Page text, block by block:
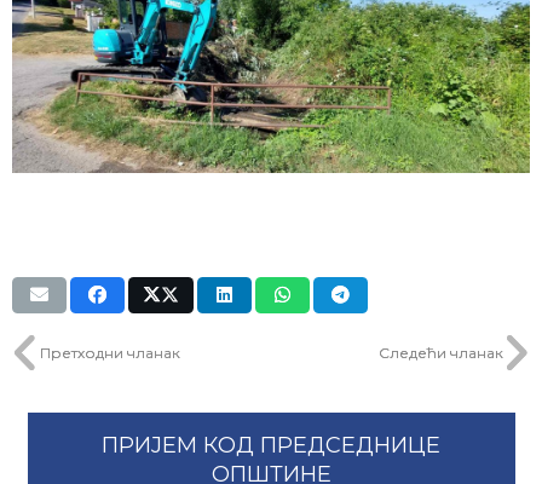
Претходни чланак Следећи чланак
ПРИЈЕМ КОД ПРЕДСЕДНИЦЕ
ОПШТИНЕ